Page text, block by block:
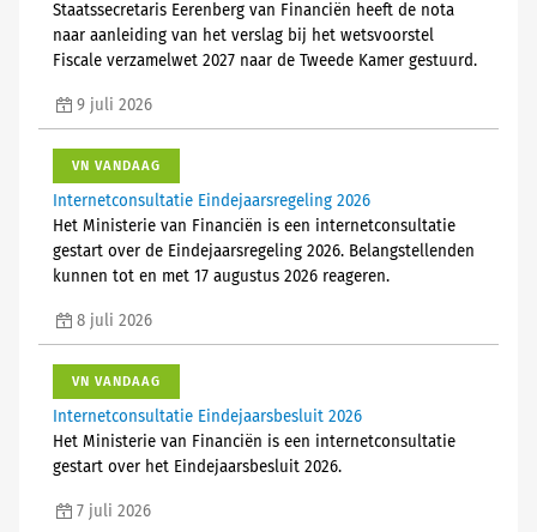
Staatssecretaris Eerenberg van Financiën heeft de nota
naar aanleiding van het verslag bij het wetsvoorstel
Fiscale verzamelwet 2027 naar de Tweede Kamer gestuurd.
9 juli 2026
VN VANDAAG
Internetconsultatie Eindejaarsregeling 2026
Het Ministerie van Financiën is een internetconsultatie
gestart over de Eindejaarsregeling 2026. Belangstellenden
kunnen tot en met 17 augustus 2026 reageren.
8 juli 2026
VN VANDAAG
Internetconsultatie Eindejaarsbesluit 2026
Het Ministerie van Financiën is een internetconsultatie
gestart over het Eindejaarsbesluit 2026.
7 juli 2026